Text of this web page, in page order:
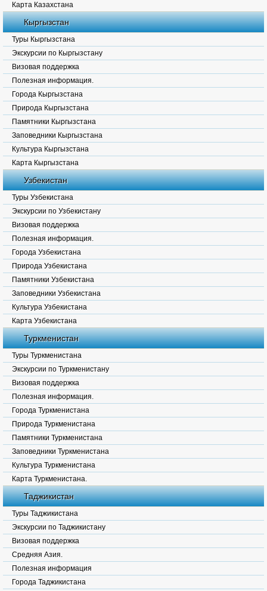
Карта Казахстана
Кыргызстан
Туры Кыргызстана
Экскурсии по Кыргызстану
Визовая поддержка
Полезная информация.
Города Кыргызстана
Природа Кыргызстана
Памятники Кыргызстана
Заповедники Кыргызстана
Культура Кыргызстана
Карта Кыргызстана
Узбекистан
Туры Узбекистана
Экскурсии по Узбекистану
Визовая поддержка
Полезная информация.
Города Узбекистана
Природа Узбекистана
Памятники Узбекистана
Заповедники Узбекистана
Культура Узбекистана
Карта Узбекистана
Туркменистан
Туры Туркменистана
Экскурсии по Туркменистану
Визовая поддержка
Полезная информация.
Города Туркменистана
Природа Туркменистана
Памятники Туркменистана
Заповедники Туркменистана
Культура Туркменистана
Карта Туркменистана.
Таджикистан
Туры Таджикистана
Экскурсии по Таджикистану
Визовая поддержка
Средняя Азия.
Полезная информация
Города Таджикистана